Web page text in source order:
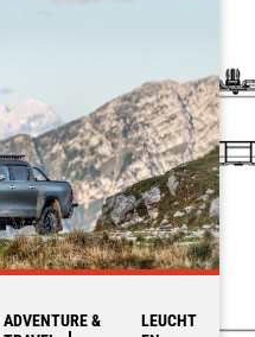
ADVENTURE &
LEUCHT